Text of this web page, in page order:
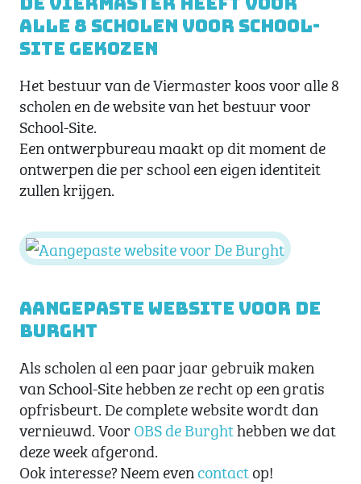
alle 8 scholen voor School-
Site gekozen
Het bestuur van de Viermaster koos voor alle 8
scholen en de website van het bestuur voor
School-Site.
Een ontwerpbureau maakt op dit moment de
ontwerpen die per school een eigen identiteit
zullen krijgen.
Aangepaste website voor De
Burght
Als scholen al een paar jaar gebruik maken
van School-Site hebben ze recht op een gratis
opfrisbeurt. De complete website wordt dan
vernieuwd. VoorOBS de Burghthebben we dat
deze week afgerond.
Ook interesse? Neem evencontactop!